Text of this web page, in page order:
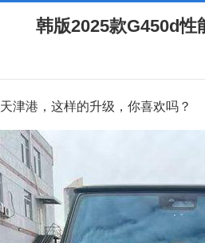
韩版2025款G450d性
津港，这样的升级，你喜欢吗？